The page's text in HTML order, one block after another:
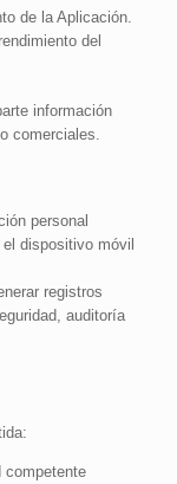
de la Aplicación.
del
información
comerciales.
personal
dispositivo móvil
registros
auditoría
competente